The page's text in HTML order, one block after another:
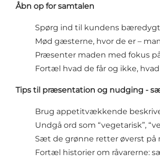
Åbn op forsamtalen
Spørg ind til kundens
Mød gæsterne, hvor de er –
Præsenter maden med fokus
Fortæl hvad de får og ikke,
Tips til præsentation og nudging -
Brug appetitvækkende
Undgå ord som “vegetarisk”,
Sæt de grønne retter øverst på
Fortæl historier om råvarerne: